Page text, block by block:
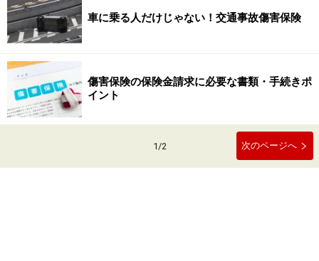
車に乗る人だけじゃない！交通事故傷害保険
傷害保険の保険金請求に必要な書類・手続きポ
イント
1/2 次のページへ